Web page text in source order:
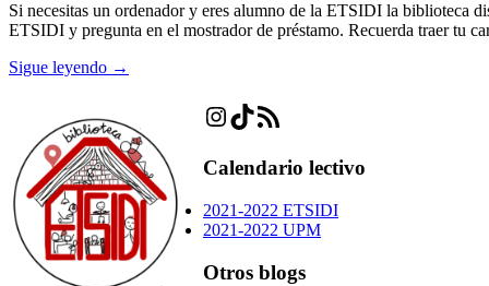
Si necesitas un ordenador y eres alumno de la ETSIDI la biblioteca
ETSIDI y pregunta en el mostrador de préstamo. Recuerda traer tu
Sigue leyendo →
Instagram
TikTok
Feed RSS
Calendario lectivo
2021-2022 ETSIDI
2021-2022 UPM
Otros blogs